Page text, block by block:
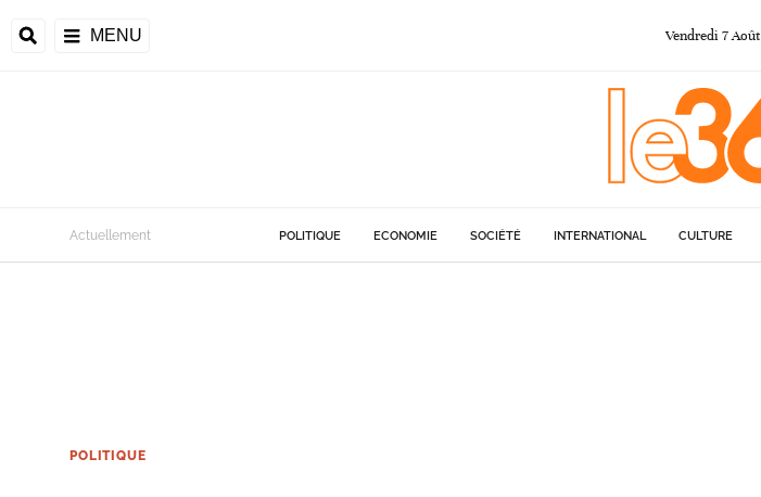
MENU Vendredi 7Août
Actuellement POLITIQUE ECONOMIE SOCIÉTÉ INTERNATIONAL CULTURE
POLITIQUE